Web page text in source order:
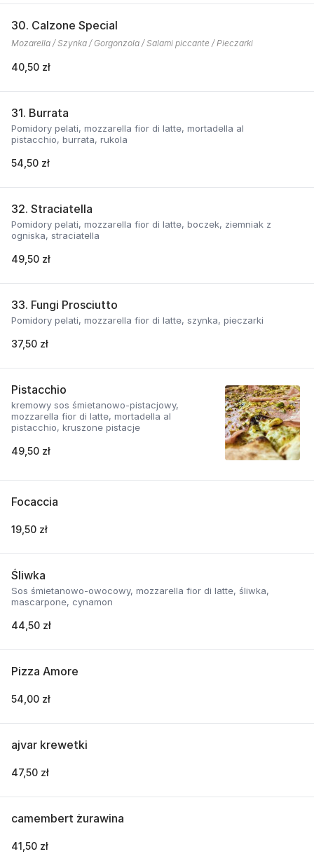
30. Calzone Special
Mozarella / Szynka / Gorgonzola / Salami piccante / Pieczarki
40,50 zł
31. Burrata
Pomidory pelati, mozzarella fior di latte, mortadella al
pistacchio, burrata, rukola
54,50 zł
32. Straciatella
Pomidory pelati, mozzarella fior di latte, boczek, ziemniak z
ogniska, straciatella
49,50 zł
33. Fungi Prosciutto
Pomidory pelati, mozzarella fior di latte, szynka, pieczarki
37,50 zł
Pistacchio
kremowy sos śmietanowo-pistacjowy,
mozzarella fior di latte, mortadella al
pistacchio, kruszone pistacje
49,50 zł
Focaccia
19,50 zł
Śliwka
Sos śmietanowo-owocowy, mozzarella fior di latte, śliwka,
mascarpone, cynamon
44,50 zł
Pizza Amore
54,00 zł
ajvar krewetki
47,50 zł
camembert żurawina
41,50 zł